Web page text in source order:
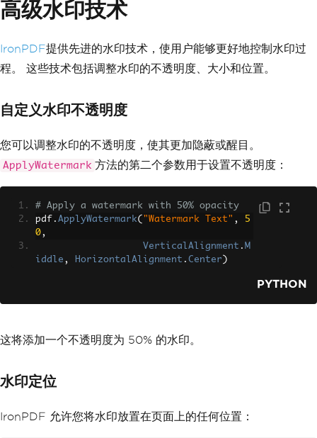
高级水印技术
IronPDF提供先进的水印技术，使用户能够更好地控制水印过
程。 这些技术包括调整水印的不透明度、大小和位置。
自定义水印不透明度
您可以调整水印的不透明度，使其更加隐蔽或醒目。
ApplyWatermark 方法的第二个参数用于设置不透明度：
# Apply a watermark with 50% opacity
pdf . ApplyWatermark( "Watermark Text" ,
5
0,
VerticalAlignment . M
iddle , HorizontalAlignment . Center )
PYTHON
这将添加一个不透明度为 50% 的水印。
水印定位
IronPDF 允许您将水印放置在页面上的任何位置：